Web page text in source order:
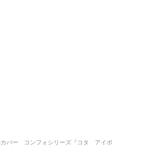
カバー コンフォシリーズ『コタ アイボ